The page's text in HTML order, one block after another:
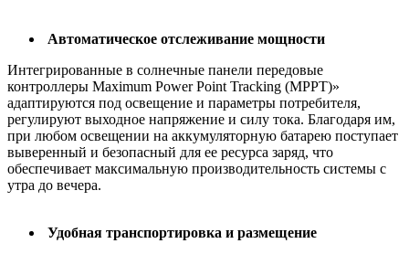
Автоматическое отслеживание мощности
Интегрированные в солнечные панели передовые
контроллеры Maximum Power Point Tracking (МРРТ)»
адаптируются под освещение и параметры потребителя,
регулируют выходное напряжение и силу тока. Благодаря им,
при любом освещении на аккумуляторную батарею поступает
выверенный и безопасный для ее ресурса заряд, что
обеспечивает максимальную производительность системы с
утра до вечера.
Удобная транспортировка и размещение